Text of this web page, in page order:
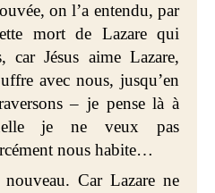
on l’a entendu, par
mort de Lazare qui
car Jésus aime Lazare,
avec nous, jusqu’en
– je pense là à
je ne veux pas
nous habite…
Car Lazare ne